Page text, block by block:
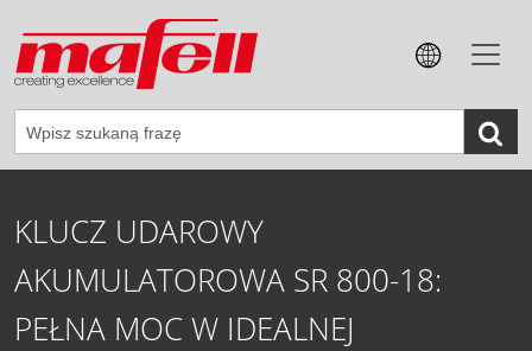
KLUCZ UDAROWY
AKUMULATOROWA SR 800-18:
PEŁNA MOC W IDEALNEJ